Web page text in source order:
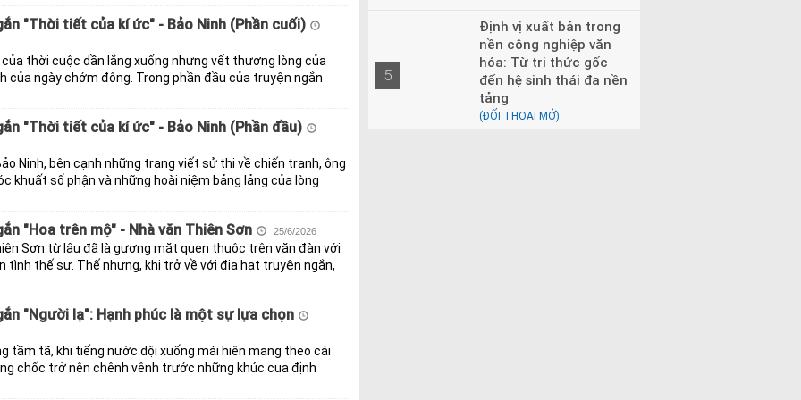
"Thời tiết của kí ức" - Bảo Ninh (Phần cuối)
thời cuộc dần lắng xuống nhưng vết thương lòng của
của ngày chớm đông. Trong phần đầu của truyện ngắn
"Thời tiết của kí ức" - Bảo Ninh (Phần đầu)
Ninh, bên cạnh những trang viết sử thi về chiến tranh, ông
khuất số phận và những hoài niệm bảng lảng của lòng
"Hoa trên mộ" - Nhà văn Thiên Sơn 25/6/2026
Sơn từ lâu đã là gương mặt quen thuộc trên văn đàn với
tình thế sự. Thế nhưng, khi trở về với địa hạt truyện ngắn,
"Người lạ": Hạnh phúc là một sự lựa chọn
tầm tã, khi tiếng nước dội xuống mái hiên mang theo cái
chốc trở nên chênh vênh trước những khúc cua định
5
Định vị xuất bản trong
nền công nghiệp văn
hóa: Từ tri thức gốc
đến hệ sinh thái đa nền
tảng
(ĐỐI THOẠI MỞ)